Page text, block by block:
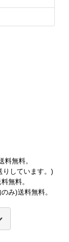
無料。
りしています。)
無料。
み)送料無料。